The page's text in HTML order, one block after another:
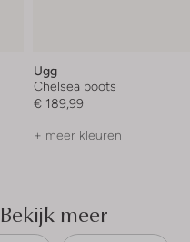
Ugg
Chelsea boots
€ 189,99
+ meer kleuren
Bekijk meer